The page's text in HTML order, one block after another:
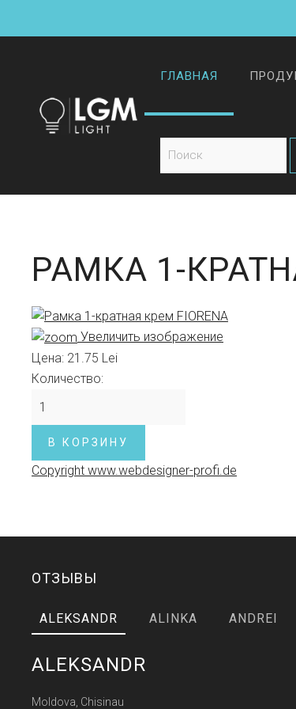
ГЛАВНАЯ
РАМКА 1-
Увеличить изображение
Цена: 21.75 Lei
Количество:
Copyright www.webdesigner-profi.de
ОТЗЫВЫ
ALEKSANDR ALINKA ANDREI
ALEKSANDR
Moldova, Chisinau